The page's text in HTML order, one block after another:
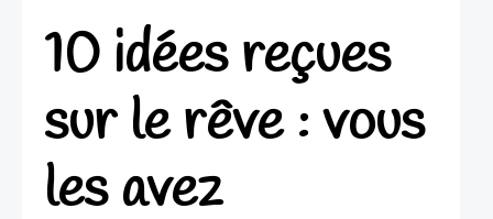
10 idées reçues
sur le rêve : vous
les avez